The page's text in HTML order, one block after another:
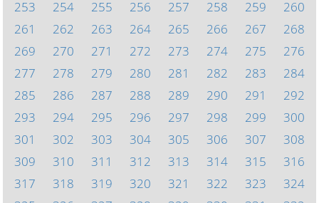
253
254 255 256 257 258 259
260
261
262 263 264 265 266 267
268
269
270 271 272 273 274 275
276
277
278 279 280 281 282 283
284
285
286 287 288 289 290 291
292
293
294 295 296 297 298 299
300
301
302 303 304 305 306 307
308
309
310 311 312 313 314 315
316
317
318 319 320 321 322 323
324